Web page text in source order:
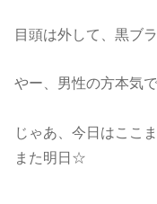
目頭は外して、黒ブ
やー、男性の方本気
じゃあ、今日はここ
また明日☆